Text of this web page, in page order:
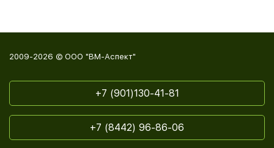
2009-2026 © ООО "ВМ-Аспект"
+7 (901)130-41-81
+7 (8442) 96-86-06